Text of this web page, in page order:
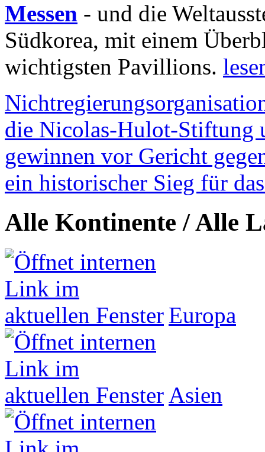
Messen - und die
Südkorea, mit einem
wichtigsten Pavillions.
die Nicolas-Hulot-Stiftung
gewinnen vor Gericht
ein historischer Sieg für
Alle Kontinente / Alle
Europa
Asien